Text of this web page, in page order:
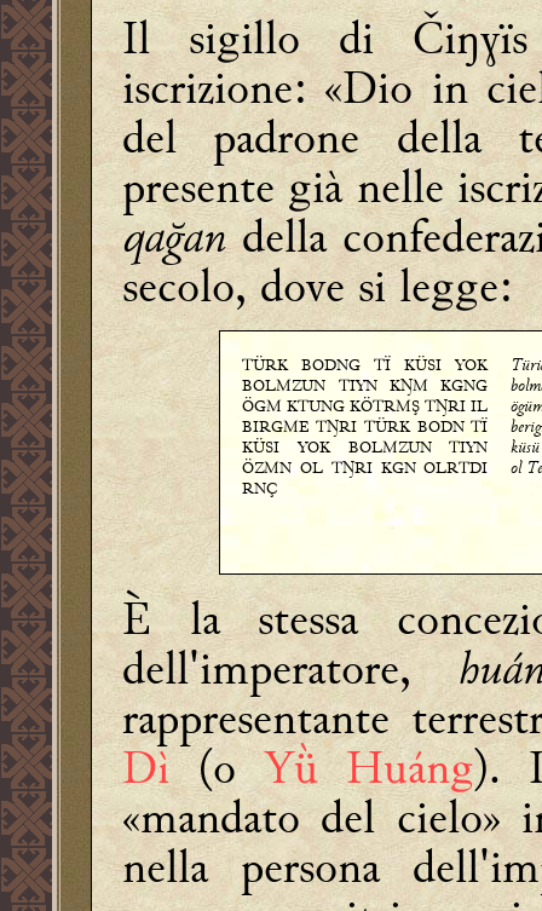
Il sigillo di Čiŋɣïs
iscrizione: «Dio in
del padrone della
presente già nelle
qağandella
secolo, dove si legge:
TÜRK BODNG TÏ KÜSI YOK
BOLMZUN TIYN KŊM KGNG
ÖGM KTUNG KÖTRMŞ TŊRI IL
BIRGME TŊRI TÜRK BODN TÏ
KÜSI YOK BOLMZUN TIYN
ÖZMN OL TŊRI KGN OLRTDI
RNÇ
ol
È la stessa
dell'imperatore,
rappresentante
Dì(oYǜ Huáng).
«mandato del cielo»
nella persona